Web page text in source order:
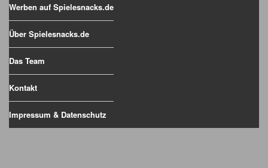
Werben auf Spielesnacks.de
Über Spielesnacks.de
Das Team
Kontakt
Impressum & Datenschutz